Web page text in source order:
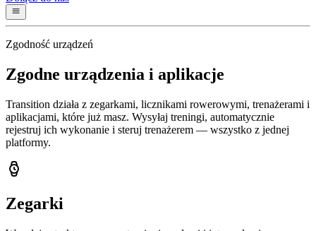
Zgodność urządzeń
Zgodne urządzenia i aplikacje
Transition działa z zegarkami, licznikami rowerowymi, trenażerami i
aplikacjami, które już masz. Wysyłaj treningi, automatycznie
rejestruj ich wykonanie i steruj trenażerem — wszystko z jednej
platformy.
Zegarki